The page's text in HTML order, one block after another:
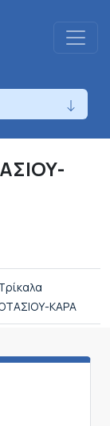
ΚΑΡΑ